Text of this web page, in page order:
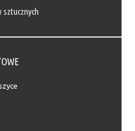
sztucznych